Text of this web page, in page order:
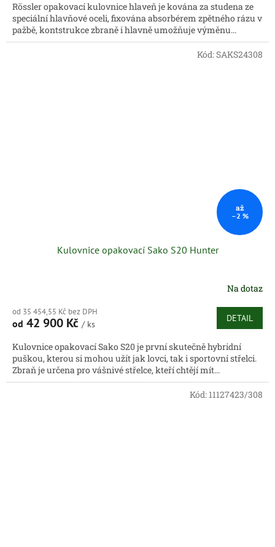
Rössler opakovací kulovnice hlaveň je kována za studena ze
speciální hlavňové oceli, fixována absorbérem zpětného rázu v
pažbě, kontstrukce zbraně i hlavně umožňuje výměnu...
až
–2 %
Kulovnice opakovací Sako S20 Hunter
Na dotaz
od 35 454,55 Kč bez DPH
od 42 900 Kč / ks
DETAIL
Kulovnice opakovací Sako S20 je první skutečně hybridní
puškou, kterou si mohou užít jak lovci, tak i sportovní střelci.
Zbraň je určena pro vášnivé střelce, kteří chtějí mít...
Kód:SAKS24308
Kód: 11127423/308